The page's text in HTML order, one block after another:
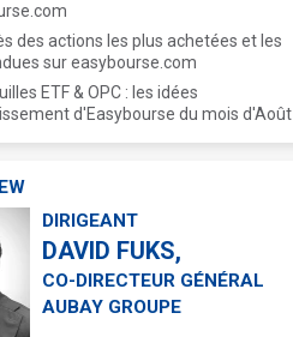
des actions les plus achetées et les
sur easybourse.com
ETF & OPC : les idées
d'Easybourse du mois d'Août
DIRIGEANT
DAVID FUKS,
CO-DIRECTEUR GÉNÉRAL
AUBAY GROUPE